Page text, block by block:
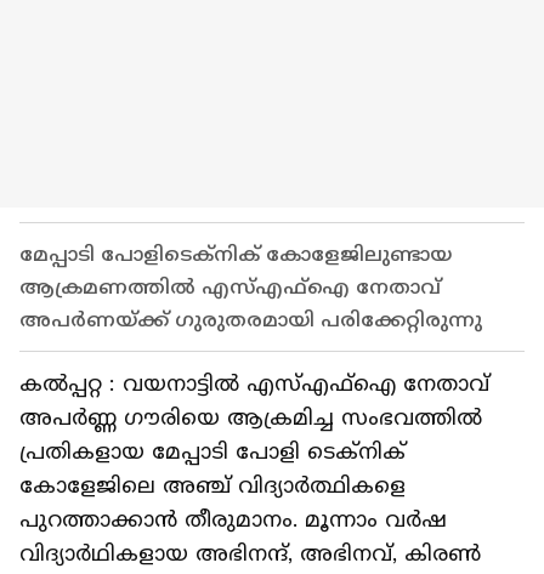
മേപ്പാടി പോളിടെക്‌നിക് കോളേജിലുണ്ടായ
ആക്രമണത്തിൽ എസ്എഫ്ഐ നേതാവ്
അപ‍ര്‍ണയ്ക്ക് ഗുരുതരമായി പരിക്കേറ്റിരുന്നു
കൽപ്പറ്റ : വയനാട്ടിൽ എസ്എഫ്ഐ നേതാവ്
അപർണ്ണ ഗൗരിയെ ആക്രമിച്ച സംഭവത്തിൽ
പ്രതികളായ മേപ്പാടി പോളി ടെക്നിക്‌
കോളേജിലെ അഞ്ച്‌ വിദ്യാർത്ഥികളെ
പുറത്താക്കാൻ തീരുമാനം. മൂന്നാം വർഷ
വിദ്യാർഥികളായ അഭിനന്ദ്‌, അഭിനവ്‌, കിരൺ